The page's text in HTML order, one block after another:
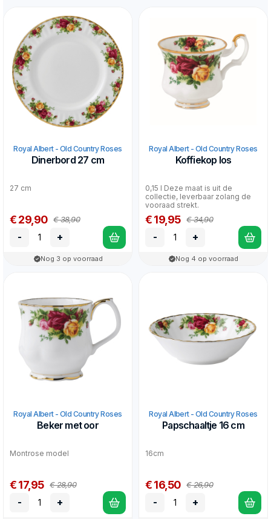
Royal Albert - Old Country Roses
Dinerbord 27 cm
27 cm
€ 29,90 € 38,90
- +
Nog 3 op voorraad
Royal Albert - Old Country Roses
Koffiekop los
0,15 l Deze maat is uit de
collectie, leverbaar zolang de
vooraad strekt.
€ 19,95 € 34,90
- +
Nog 4 op voorraad
Royal Albert - Old Country Roses
Beker met oor
Montrose model
€ 17,95 € 28,90
- +
Royal Albert - Old Country Roses
Papschaaltje 16 cm
16cm
€ 16,50 € 26,90
- +